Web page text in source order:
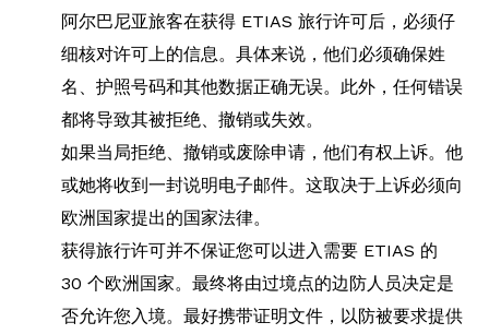
阿尔巴尼亚旅客在获得 ETIAS 旅行许可后，必须仔
细核对许可上的信息。具体来说，他们必须确保姓
名、护照号码和其他数据正确无误。此外，任何错误
都将导致其被拒绝、撤销或失效。
如果当局拒绝、撤销或废除申请，他们有权上诉。他
或她将收到一封说明电子邮件。这取决于上诉必须向
欧洲国家提出的国家法律。
获得旅行许可并不保证您可以进入需要 ETIAS 的
30 个欧洲国家。最终将由过境点的边防人员决定是
否允许您入境。最好携带证明文件，以防被要求提供